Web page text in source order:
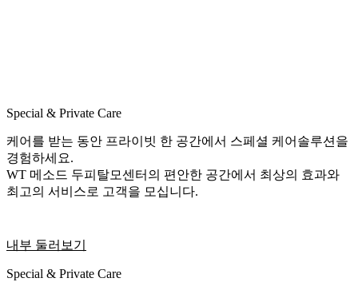
Special & Private Care
케어를 받는 동안 프라이빗 한 공간에서 스페셜 케어솔루션을
경험하세요.
WT 메소드 두피탈모센터의 편안한 공간에서 최상의 효과와
최고의 서비스로 고객을 모십니다.
내부 둘러보기
Special & Private Care